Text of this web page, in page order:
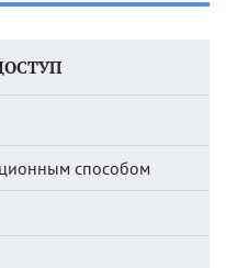
способом